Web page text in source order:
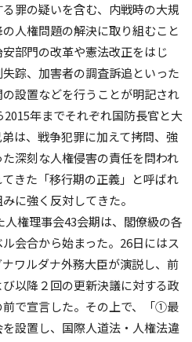
罪の疑いを含む、内戦時の大規
人権問題の解決に取り組むこと
部門の改革や憲法改正をはじ
踪、加害者の調査訴追といった
設置などを行うことが明記され
年までそれぞれ国防長官と大
は、戦争犯罪に加えて拷問、強
深刻な人権侵害の責任を問われ
きた「移行期の正義」と呼ばれ
に強く反対してきた。
権理事会43会期は、閣僚級の各
会合から始まった。26日にはス
ワルダナ外務大臣が演説し、前
以降２回の更新決議に対する政
で宣言した。その上で、「①最
設置し、国際人道法・人権法違